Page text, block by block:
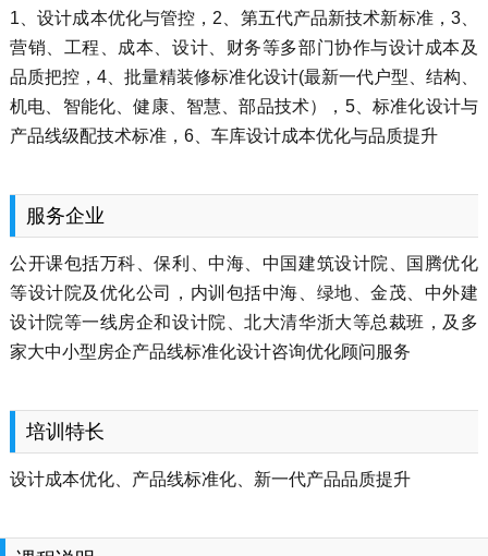
1、设计成本优化与管控，2、第五代产品新技术新标准，3、
营销、工程、成本、设计、财务等多部门协作与设计成本及
品质把控，4、批量精装修标准化设计(最新一代户型、结构、
机电、智能化、健康、智慧、部品技术），5、标准化设计与
产品线级配技术标准，6、车库设计成本优化与品质提升
服务企业
公开课包括万科、保利、中海、中国建筑设计院、国腾优化
等设计院及优化公司，内训包括中海、绿地、金茂、中外建
设计院等一线房企和设计院、北大清华浙大等总裁班，及多
家大中小型房企产品线标准化设计咨询优化顾问服务
培训特长
设计成本优化、产品线标准化、新一代产品品质提升